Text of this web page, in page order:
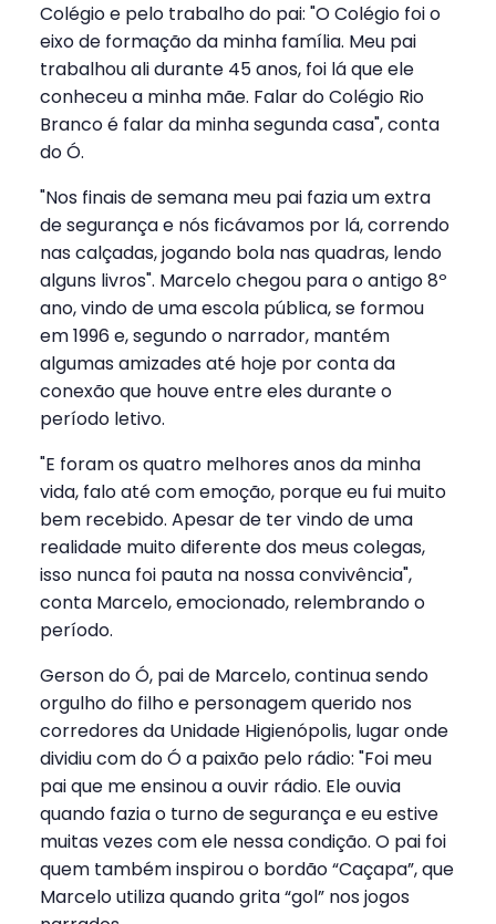
Colégio e pelo trabalho do pai: "O Colégio foi o
eixo de formação da minha família. Meu pai
trabalhou ali durante 45 anos, foi lá que ele
conheceu a minha mãe. Falar do Colégio Rio
Branco é falar da minha segunda casa", conta
do Ó.
"Nos finais de semana meu pai fazia um extra
de segurança e nós ficávamos por lá, correndo
nas calçadas, jogando bola nas quadras, lendo
alguns livros". Marcelo chegou para o antigo 8º
ano, vindo de uma escola pública, se formou
em 1996 e, segundo o narrador, mantém
algumas amizades até hoje por conta da
conexão que houve entre eles durante o
período letivo.
"E foram os quatro melhores anos da minha
vida, falo até com emoção, porque eu fui muito
bem recebido. Apesar de ter vindo de uma
realidade muito diferente dos meus colegas,
isso nunca foi pauta na nossa convivência",
conta Marcelo, emocionado, relembrando o
período.
Gerson do Ó, pai de Marcelo, continua sendo
orgulho do filho e personagem querido nos
corredores da Unidade Higienópolis, lugar onde
dividiu com do Ó a paixão pelo rádio: "Foi meu
pai que me ensinou a ouvir rádio. Ele ouvia
quando fazia o turno de segurança e eu estive
muitas vezes com ele nessa condição. O pai foi
quem também inspirou o bordão “Caçapa”, que
Marcelo utiliza quando grita “gol” nos jogos